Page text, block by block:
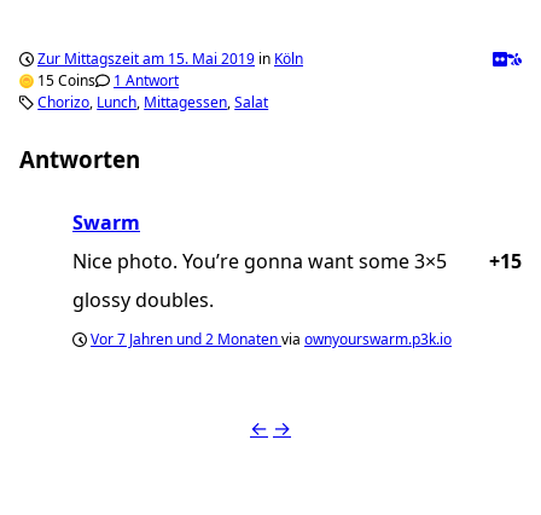
Zur Mittagszeit am 15. Mai 2019 in Köln
15 Coins
1 Antwort
Chorizo Lunch Mittagessen Salat
Antworten
Swarm
+15
Nice photo. You’re gonna want some 3×5
glossy doubles.
Vor7 Jahren und 2 Monatenvia ownyourswarm.p3k.io
← →